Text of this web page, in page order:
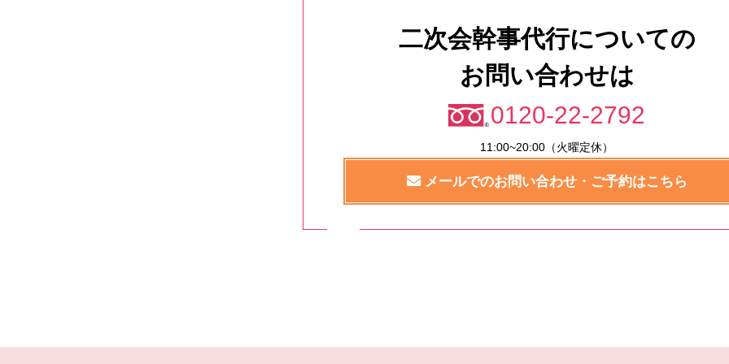
二次会幹事代行についての
お問い合わせは
0120-22-2792
11:00~20:00（火曜定休）
メールでのお問い合わせ・ご予約はこちら